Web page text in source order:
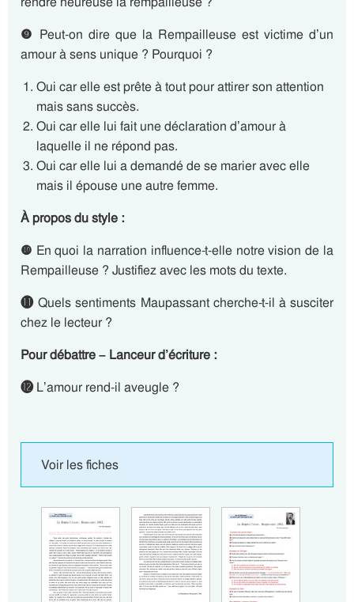
❾ Peut-on dire que la Rempailleuse est victime d’un
amour à sens unique ? Pourquoi ?
Oui car elle est prête à tout pour attirer son attention
mais sans succès.
Oui car elle lui fait une déclaration d’amour à
laquelle il ne répond pas.
Oui car elle lui a demandé de se marier avec elle
mais il épouse une autre femme.
À propos du style :
❿ En quoi la narration influence-t-elle notre vision de la
Rempailleuse ? Justifiez avec les mots du texte.
⓫Quels sentiments Maupassant cherche-t-il à susciter
chez le lecteur ?
Pour débattre – Lanceur d’écriture :
⓬L’amour rend-il aveugle ?
Voir les fiches